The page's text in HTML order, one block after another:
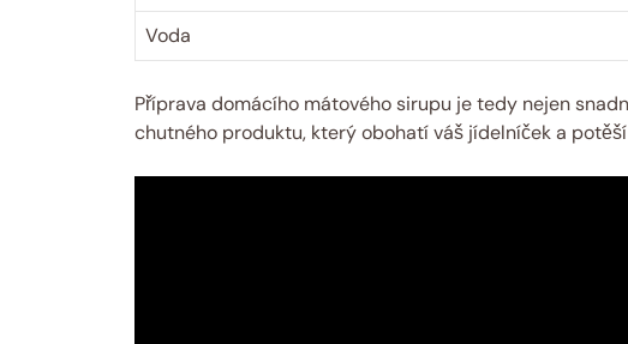
Voda
Příprava domácího mátového sirupu je tedy nejen
chutného produktu, který obohatí váš jídelníček a